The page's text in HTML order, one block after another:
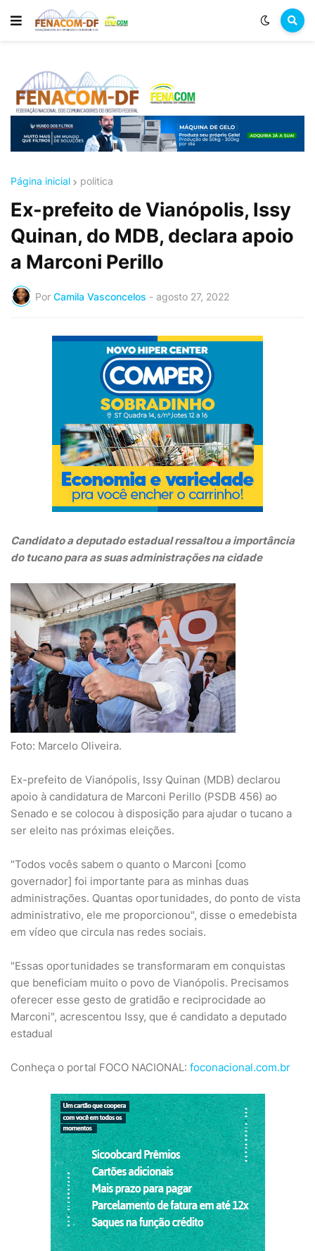
Página inicial politica
Ex-prefeito de Vianópolis, Issy
Quinan, do MDB, declara apoio
a Marconi Perillo
Por Camila Vasconcelos - agosto 27, 2022
Candidato a deputado estadual ressaltou a importância
do tucano para as suas administrações na cidade
Foto: Marcelo Oliveira.
Ex-prefeito de Vianópolis, Issy Quinan (MDB) declarou
apoio à candidatura de Marconi Perillo (PSDB 456) ao
Senado e se colocou à disposição para ajudar o tucano a
ser eleito nas próximas eleições.
"Todos vocês sabem o quanto o Marconi [como
governador] foi importante para as minhas duas
administrações. Quantas oportunidades, do ponto de vista
administrativo, ele me proporcionou", disse o emedebista
em vídeo que circula nas redes sociais.
"Essas oportunidades se transformaram em conquistas
que beneficiam muito o povo de Vianópolis. Precisamos
oferecer esse gesto de gratidão e reciprocidade ao
Marconi", acrescentou Issy, que é candidato a deputado
estadual
Conheça o portal FOCO NACIONAL: foconacional.com.br